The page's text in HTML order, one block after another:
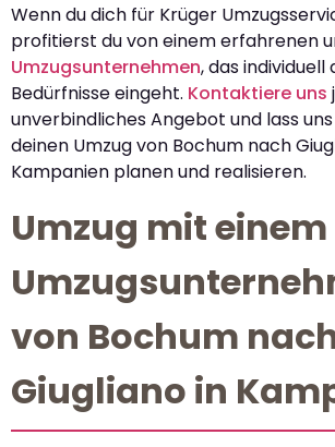
Wenn du dich für Krüger
profitierst du von einem erfahrenen
Umzugsunternehmen, das individuell
Bedürfnisse eingeht. Kontaktiere uns
unverbindliches Angebot und lass
deinen Umzug von Bochum nach
Kampanien planen und realisieren.
Umzug mit einem
von Bochum
Giugliano in